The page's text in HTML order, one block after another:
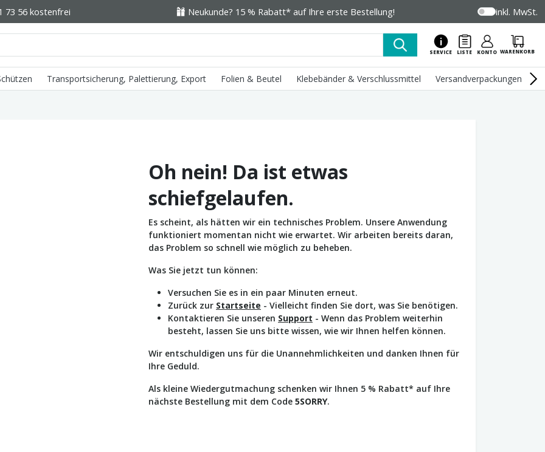
73 56 kostenfrei Neukunde? 15 % Rabatt* auf Ihre erste Bestellung! inkl. MwSt.
SERVICE LISTE KONTO WARENKORB
Transportsicherung, Palettierung, Export Folien & Beutel Klebebänder & Verschlussmittel Versandverpackungen
Oh nein! Da ist etwas
schiefgelaufen.
Es scheint, als hätten wir ein technisches Problem. Unsere Anwendung
funktioniert momentan nicht wie erwartet. Wir arbeiten bereits daran,
das Problem so schnell wie möglich zu beheben.
Was Sie jetzt tun können:
Versuchen Sie es in ein paar Minuten erneut.
Zurück zur Startseite - Vielleicht finden Sie dort, was Sie benötigen.
Kontaktieren Sie unseren Support - Wenn das Problem weiterhin
besteht, lassen Sie uns bitte wissen, wie wir Ihnen helfen können.
Wir entschuldigen uns für die Unannehmlichkeiten und danken Ihnen für
Ihre Geduld.
Als kleine Wiedergutmachung schenken wir Ihnen 5 % Rabatt* auf Ihre
nächste Bestellung mit dem Code 5SORRY.